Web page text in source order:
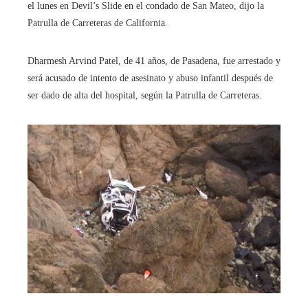
el lunes en Devil’s Slide en el condado de San Mateo, dijo la
Patrulla de Carreteras de California.
Dharmesh Arvind Patel, de 41 años, de Pasadena, fue arrestado y
será acusado de intento de asesinato y abuso infantil después de
ser dado de alta del hospital, según la Patrulla de Carreteras.